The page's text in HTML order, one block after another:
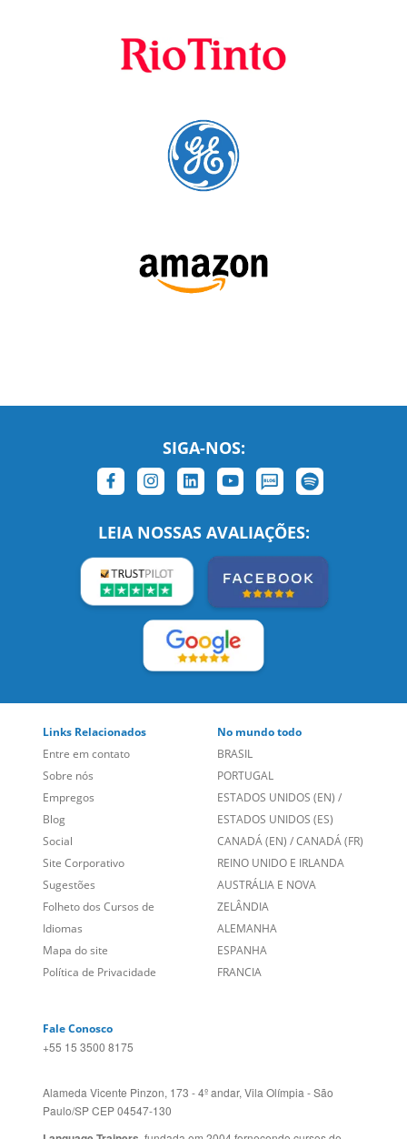
Entre em contato
Sobre nós
Empregos
Blog
Social
Site Corporativo
Sugestões
Folheto dos Cursos de
Idiomas
Mapa do site
Política de Privacidade
BRASIL
PORTUGAL
ESTADOS UNIDOS (EN)
ESTADOS UNIDOS (ES)
CANADÁ (EN)/CANADÁ (FR)
REINO UNIDO E IRLANDA
AUSTRÁLIA E NOVA
ZELÂNDIA
ALEMANHA
ESPANHA
FRANCIA
+55 15 3500 8175
Paulo/SP CEP 04547-130
Language Trainers,fundada em 2004 fornecendo cursos de
idiomas em mais de 60 cidades em todo o Brasil e Online com